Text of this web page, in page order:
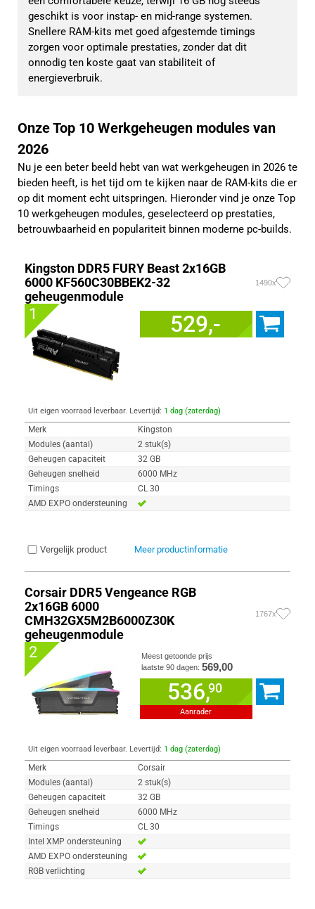
geschikt is voor instap- en mid-range systemen.
Snellere RAM-kits met goed afgestemde timings
zorgen voor optimale prestaties, zonder dat dit
onnodig ten koste gaat van stabiliteit of
energieverbruik.
Onze Top 10 Werkgeheugen modules van
2026
Nu je een beter beeld hebt van wat werkgeheugen in 2026 te
bieden heeft, is het tijd om te kijken naar de RAM-kits die er
op dit moment echt uitspringen. Hieronder vind je onze Top
10 werkgeheugen modules, geselecteerd op prestaties,
betrouwbaarheid en populariteit binnen moderne pc-builds.
Kingston DDR5 FURY Beast 2x16GB
6000 KF560C30BBEK2-32
geheugenmodule
1490x
1 529,-
Uit eigen voorraad leverbaar. Levertijd: 1 dag (zaterdag)
Merk
Kingston
Modules (aantal)
2 stuk(s)
Geheugen capaciteit
32 GB
Geheugen snelheid
6000 MHz
Timings
CL 30
AMD EXPO ondersteuning
Vergelijk product Meer productinformatie
Corsair DDR5 Vengeance RGB
2x16GB 6000
CMH32GX5M2B6000Z30K
geheugenmodule
1767x
2
Meest getoonde prijs
laatste 90 dagen:569,00
536,90
Aanrader
Uit eigen voorraad leverbaar. Levertijd: 1 dag (zaterdag)
Merk
Corsair
Modules (aantal)
2 stuk(s)
Geheugen capaciteit
32 GB
Geheugen snelheid
6000 MHz
Timings
CL 30
Intel XMP ondersteuning
AMD EXPO ondersteuning
RGB verlichting